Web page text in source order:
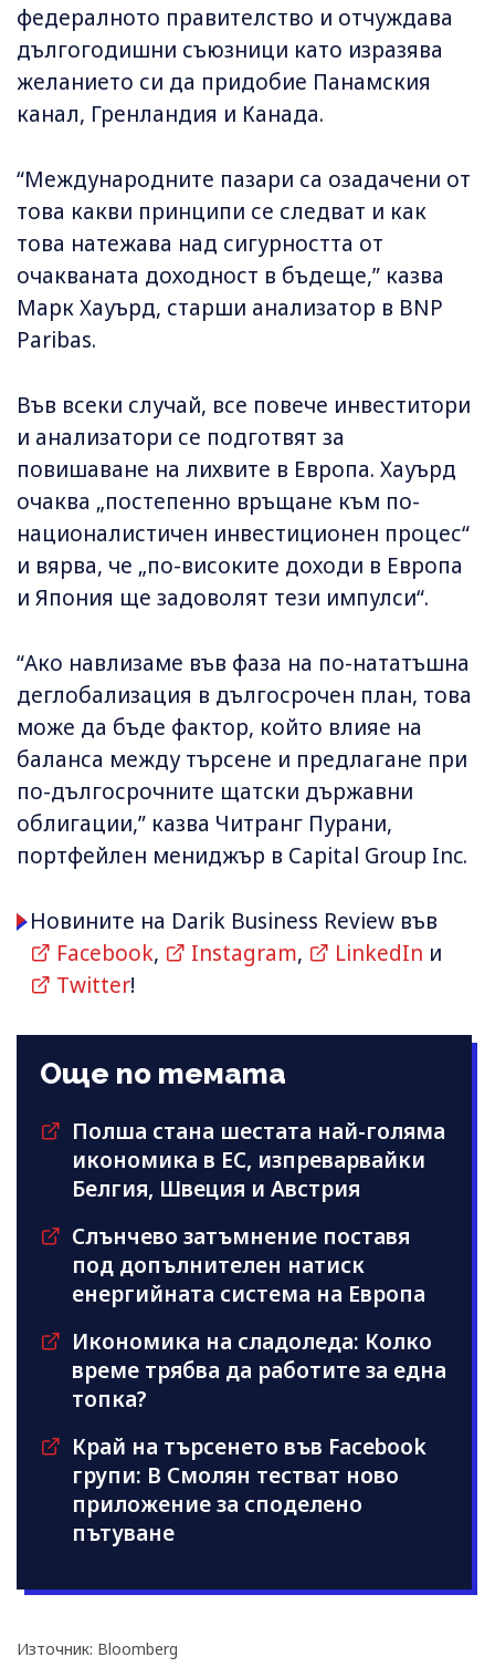
федералното правителство и отчуждава
дългогодишни съюзници като изразява
желанието си да придобие Панамския
канал, Гренландия и Канада.
“Международните пазари са озадачени от
това какви принципи се следват и как
това натежава над сигурността от
очакваната доходност в бъдеще,” казва
Марк Хауърд, старши анализатор в BNP
Paribas.
Във всеки случай, все повече инвеститори
и анализатори се подготвят за
повишаване на лихвите в Европа. Хауърд
очаква „постепенно връщане към по-
националистичен инвестиционен процес“
и вярва, че „по-високите доходи в Европа
и Япония ще задоволят тези импулси“.
“Ако навлизаме във фаза на по-нататъшна
деглобализация в дългосрочен план, това
може да бъде фактор, който влияе на
баланса между търсене и предлагане при
по-дългосрочните щатски държавни
облигации,” казва Читранг Пурани,
портфейлен мениджър в Capital Group Inc.
Новините на Darik Business Review във
Facebook, Instagram, LinkedIn и
Twitter!
Още по темата
Полша стана шестата най-голяма
икономика в ЕС, изпреварвайки
Белгия, Швеция и Австрия
Слънчево затъмнение поставя
под допълнителен натиск
енергийната система на Европа
Икономика на сладоледа: Колко
време трябва да работите за една
топка?
Край на търсенето във Facebook
групи: В Смолян тестват ново
приложение за споделено
пътуване
Източник: Bloomberg